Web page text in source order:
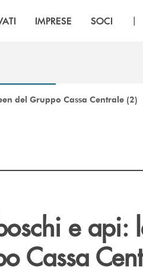
IMPRESE SOCI |
del Gruppo Cassa Centrale (2)
e api:
Cassa